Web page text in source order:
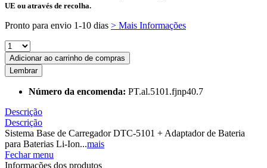
UE ou através de recolha.
Pronto para envio 1-10 dias > Mais Informações
Adicionar ao carrinho de compras
Lembrar
Número da encomenda: PT.al.5101.fjnp40.7
Descrição
Descrição
Sistema Base de Carregador DTC-5101 + Adaptador de Bateria
para Baterias Li-Ion...mais
Fechar menu
Informações dos produtos